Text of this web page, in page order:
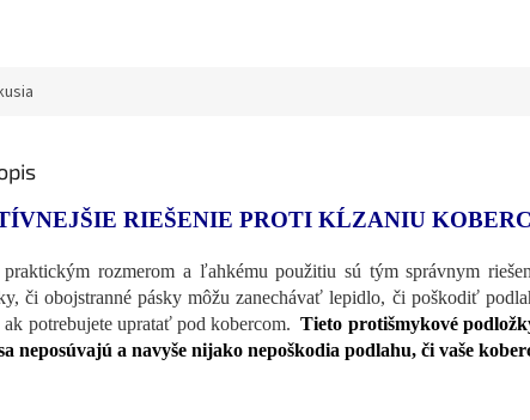
RIEŠENIE PROTI KĹZANIU
rozmerom a ľahkému použitiu sú tým správnym
či obojstranné pásky môžu zanechávať lepidlo, či poškodiť
ak potrebujete upratať pod kobercom. Tieto protišmykové
neposúvajú a navyše nijako nepoškodia podlahu, či vaše